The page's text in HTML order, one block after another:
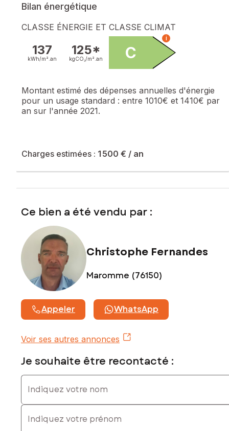
Bilan énergétique
CLASSE ÉNERGIE ET CLASSE CLIMAT
137
kWh/m². an
125*
kgCO₂/m². an C
i
Montant estimé des dépenses annuelles d'énergie
pour un usage standard : entre 1010€ et 1410€ par
an sur l'année 2021.
Charges estimées : 1 500 € / an
Ce bien a été vendu par :
Christophe Fernandes
Maromme (76150)
Appeler WhatsApp
Voir ses autres annonces
Je souhaite être recontacté :
Indiquez votre nom
Indiquez votre prénom